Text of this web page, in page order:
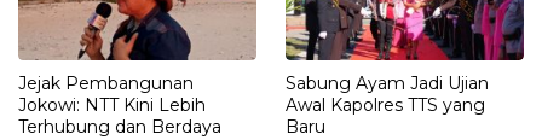
Jejak Pembangunan
Jokowi: NTT Kini Lebih
Terhubung dan Berdaya
Sabung Ayam Jadi Ujian
Awal Kapolres TTS yang
Baru